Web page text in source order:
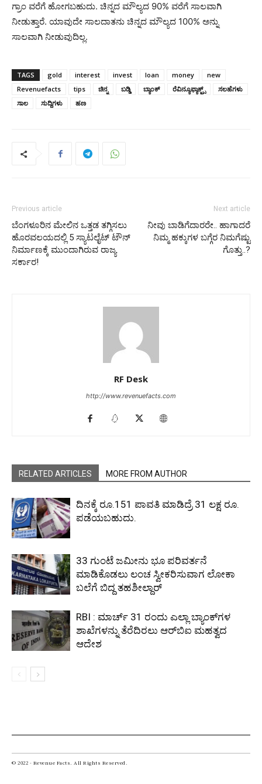
ಗ್ರಾಂ ವರೆಗೆ ಹೋಗಬಹುದು. ಚಿನ್ನದ ಮೌಲ್ಯದ 90% ವರೆಗೆ ಸಾಲವಾಗಿ
ನೀಡುತ್ತಾರೆ. ಯಾವುದೇ ಸಾಲದಾತನು ಚಿನ್ನದ ಮೌಲ್ಯದ 100% ಅನ್ನು
ಸಾಲವಾಗಿ ನೀಡುವುದಿಲ್ಲ.
TAGS gold interest invest loan money
new
Revenuefacts
tips ಚಿನ್ನ ಬಡ್ಡಿ ಬ್ಯಾಂಕ್ ರೆವಿನ್ಯೂಫ್ಯಾಕ್ಟ್ಸ್
ಸಲಹೆಗಳು
ಸಾಲ
ಸುದ್ದಿಗಳು ಹಣ
Previous article
ಬೆಂಗಳೂರಿನ ಮೇಲಿನ ಒತ್ತಡ ತಗ್ಗಿಸಲು
ಹೊರವಲಯದಲ್ಲಿ 5 ಸ್ಯಾಟಲೈಟ್ ಟೌನ್
ನಿರ್ಮಾಣಕ್ಕೆ ಮುಂದಾಗಿರುವ ರಾಜ್ಯ
ಸರ್ಕಾರ!
Next article
ನೀವು ಬಾಡಿಗೆದಾರರೇ.. ಹಾಗಾದರೆ
ನಿಮ್ಮ ಹಕ್ಕುಗಳ ಬಗ್ಗೆರ ನಿಮಗೆಷ್ಟು
ಗೊತ್ತು..?
RF Desk
http://www.revenuefacts.com
RELATED ARTICLES MORE FROM AUTHOR
ದಿನಕ್ಕೆ ರೂ.151 ಪಾವತಿ ಮಾಡಿದ್ರೆ 31 ಲಕ್ಷ ರೂ.
ಪಡೆಯಬಹುದು.
33 ಗುಂಟೆ ಜಮೀನು ಭೂ ಪರಿವರ್ತನೆ
ಮಾಡಿಕೊಡಲು ಲಂಚ ಸ್ವೀಕರಿಸುವಾಗ ಲೋಕಾ
ಬಲೆಗೆ ಬಿದ್ದ ತಹಶೀಲ್ದಾರ್
RBI : ಮಾರ್ಚ್ 31 ರಂದು ಎಲ್ಲಾ ಬ್ಯಾಂಕ್‌ಗಳ
ಶಾಖೆಗಳನ್ನು ತೆರೆದಿರಲು ಆರ್‌ಬಿಐ ಮಹತ್ವದ
ಆದೇಶ
© 2022 - Revenue Facts. All Rights Reserved.